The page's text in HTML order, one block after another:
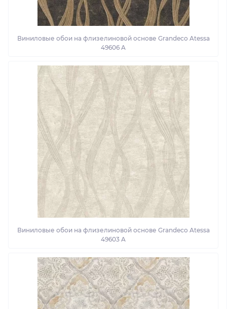
Виниловые обои на флизелиновой основе Grandeco Atessa
49606 A
Виниловые обои на флизелиновой основе Grandeco Atessa
49603 A